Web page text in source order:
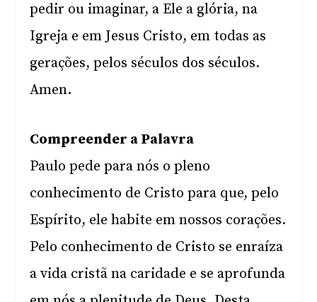
pedir ou imaginar, a Ele a glória, na
Igreja e em Jesus Cristo, em todas as
gerações, pelos séculos dos séculos.
Amen.
Compreender a Palavra
Paulo pede para nós o pleno
conhecimento de Cristo para que, pelo
Espírito, ele habite em nossos corações.
Pelo conhecimento de Cristo se enraíza
a vida cristã na caridade e se aprofunda